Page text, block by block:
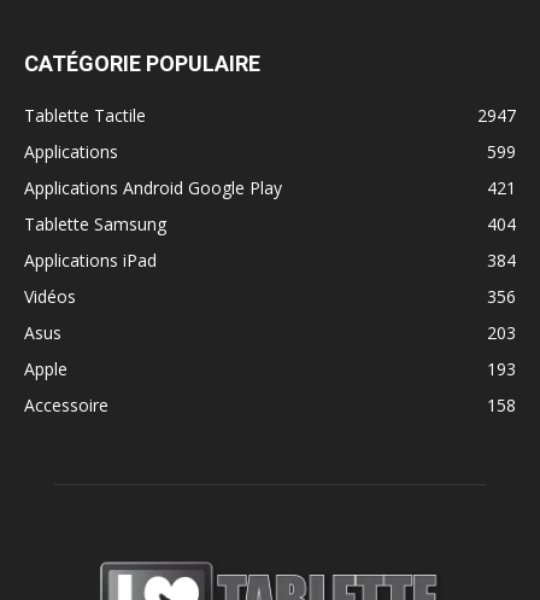
CATÉGORIE POPULAIRE
Tablette Tactile
2947
Applications
599
Applications Android Google Play
421
Tablette Samsung
404
Applications iPad
384
Vidéos
356
Asus
203
Apple
193
Accessoire
158